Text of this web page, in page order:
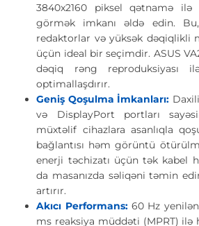
3840x2160 piksel qətnamə ilə
görmək imkanı əldə edin.
redaktorlar və yüksək dəqiqlikli
üçün ideal bir seçimdir. ASUS
dəqiq rəng reproduksiyası
optimallaşdırır.
Geniş Qoşulma İmkanları:
və DisplayPort portları
müxtəlif cihazlara asanlıqla
bağlantısı həm görüntü
enerji təchizatı üçün tək kabel
da masanızda səliqəni təmin
artırır.
Akıcı Performans:60 Hz
ms reaksiya müddəti (MPRT) ilə